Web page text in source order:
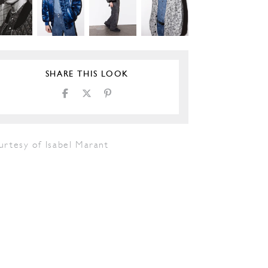
SHARE THIS LOOK
of Isabel Marant